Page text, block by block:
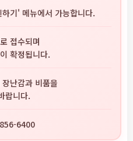
기' 메뉴에서 가능합니다.
접수되며
확정됩니다.
난감과 비품을
랍니다.
6400